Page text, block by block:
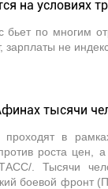
на условиях
бьет по многим
зарплаты не
тысячи
проходят в
против роста
. Тысячи
боевой фронт